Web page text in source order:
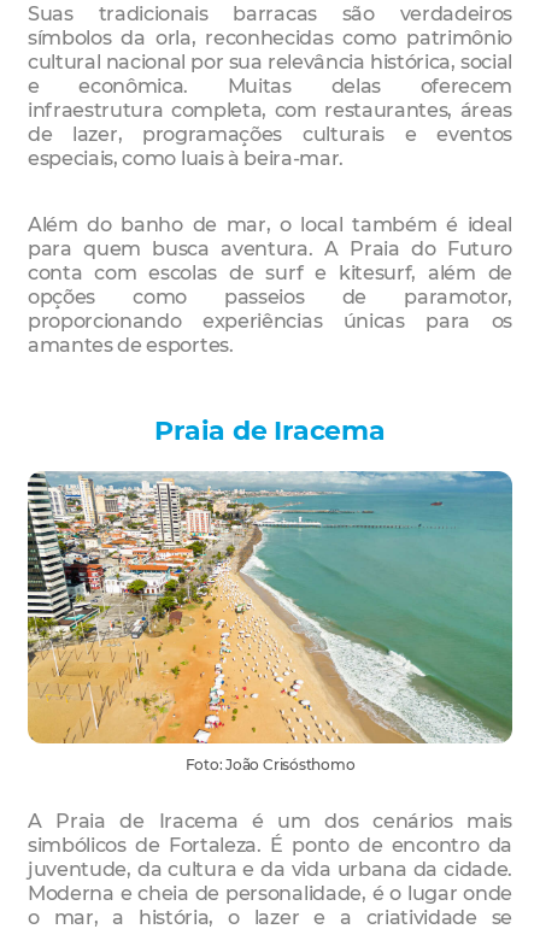
Suas tradicionais barracas são verdadeiros
símbolos da orla, reconhecidas como patrimônio
cultural nacional por sua relevância histórica, social
e econômica. Muitas delas oferecem
infraestrutura completa, com restaurantes, áreas
de lazer, programações culturais e eventos
especiais, como luais à beira-mar.
Além do banho de mar, o local também é ideal
para quem busca aventura. A Praia do Futuro
conta com escolas de surf e kitesurf, além de
opções como passeios de paramotor,
proporcionando experiências únicas para os
amantes de esportes.
Praia de Iracema
Foto: João Crisósthomo
A Praia de Iracema é um dos cenários mais
simbólicos de Fortaleza. É ponto de encontro da
juventude, da cultura e da vida urbana da cidade.
Moderna e cheia de personalidade, é o lugar onde
o mar, a história, o lazer e a criatividade se